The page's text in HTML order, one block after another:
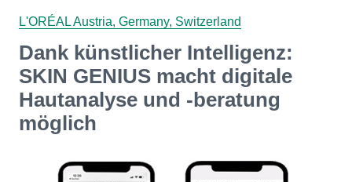
L'ORÉAL Austria, Germany, Switzerland
Dank künstlicher Intelligenz:
SKIN GENIUS macht digitale
Hautanalyse und -beratung
möglich